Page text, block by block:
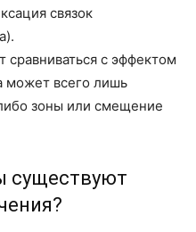
связок
с эффектом
может всего лишь
зоны или смещение
существуют